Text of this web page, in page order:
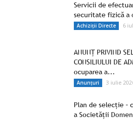
Servicii de
securitate fizică
Achiziții Directe 6
ANUNŢ PRIVIND
CONSILIULUI DE
ocuparea a...
Anunțuri 3 iulie
Plan de selecție –
a Societății